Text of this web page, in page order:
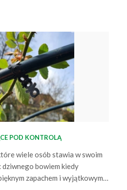
POD KONTROLĄ
wiele osób stawia w swoim
dziwnego bowiem kiedy
zapachem i wyjątkowym